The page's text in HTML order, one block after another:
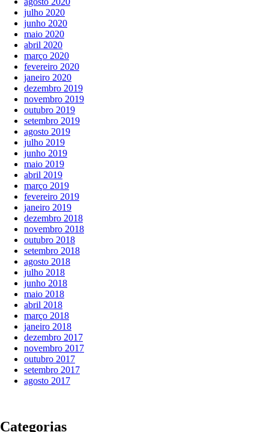
julho 2020
junho 2020
maio 2020
abril 2020
março 2020
fevereiro 2020
janeiro 2020
dezembro 2019
novembro 2019
outubro 2019
setembro 2019
agosto 2019
julho 2019
junho 2019
maio 2019
abril 2019
março 2019
fevereiro 2019
janeiro 2019
dezembro 2018
novembro 2018
outubro 2018
setembro 2018
agosto 2018
julho 2018
junho 2018
maio 2018
abril 2018
março 2018
janeiro 2018
dezembro 2017
novembro 2017
outubro 2017
setembro 2017
agosto 2017
Categorias